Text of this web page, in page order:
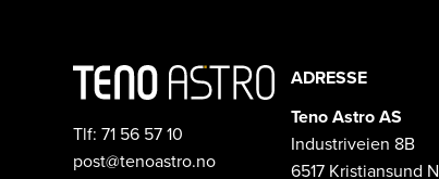
Tlf: 71 56 57 10
post@tenoastro.no
ADRESSE
Teno Astro AS
Industriveien 8B
6517 Kristiansund N